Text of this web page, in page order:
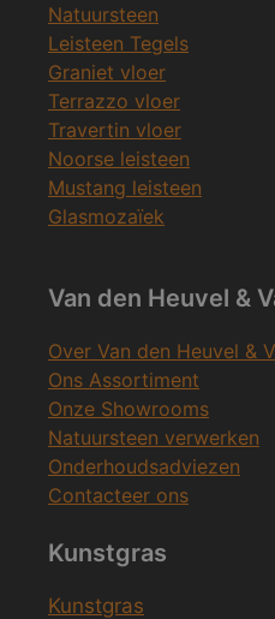
Natuursteen
Leisteen Tegels
Graniet vloer
Terrazzo vloer
Travertin vloer
Noorse leisteen
Mustang leisteen
Glasmozaïek
Van den Heuvel &
Over Van den Heuvel &
Ons Assortiment
Onze Showrooms
Natuursteen verwerken
Onderhoudsadviezen
Contacteer ons
Kunstgras
Kunstgras